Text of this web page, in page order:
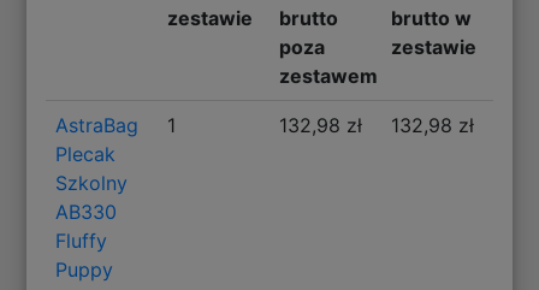
zestawie
brutto
poza
zestawem
brutto w
zestawie
AstraBag
Plecak
Szkolny
AB330
Fluffy
Puppy
1 132,98 zł 132,98 zł